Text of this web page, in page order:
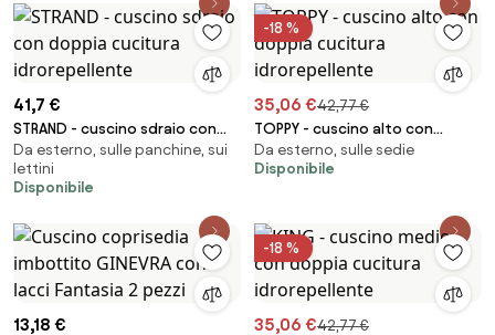
41,7 €
STRAND - cuscino sdraio con
doppia cucitura idrorepellente
Da esterno, sulle panchine, sui
lettini
Disponibile
-18 %
35,06 €42,77 €
TOPPY - cuscino alto con
doppia cucitura idrorepellente
Da esterno, sulle sedie
Disponibile
13,18 €
-18 %
35,06 €42,77 €